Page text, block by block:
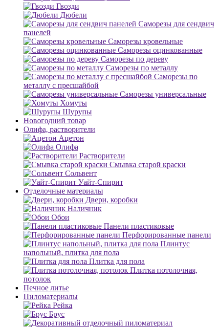
Гвозди
Дюбели
Саморезы для сендвич
панелей
Саморезы кровельные
Саморезы оцинкованные
Саморезы по дереву
Саморезы по металлу
Саморезы по
металлу с пресшайбой
Саморезы универсальные
Хомуты
Шурупы
Новогодний товар
Олифа, растворители
Ацетон
Олифа
Растворители
Смывка старой краски
Сольвент
Уайт-Спирит
Отделочные материалы
Двери, коробки
Наличник
Обои
Панели пластиковые
Перфорированные панели
Плинтус
напольный, плитка для пола
Плитка для пола
Плитка потолочная,
потолок
Печное литье
Пиломатериалы
Рейка
Брус